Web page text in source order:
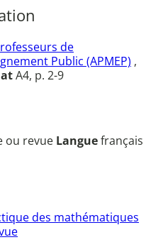
de
Public (APMEP) ,
A4, p. 2-9
ou revue Languefrançais
des mathématiques